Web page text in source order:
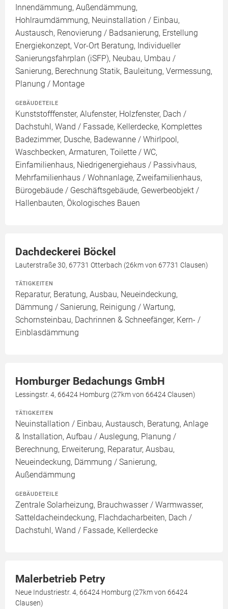
Innendämmung, Außendämmung,
Hohlraumdämmung, Neuinstallation / Einbau,
Austausch, Renovierung / Badsanierung, Erstellung
Energiekonzept, Vor-Ort Beratung, Individueller
Sanierungsfahrplan (iSFP), Neubau, Umbau /
Sanierung, Berechnung Statik, Bauleitung, Vermessung,
Planung / Montage
GEBÄUDETEILE
Kunststofffenster, Alufenster, Holzfenster, Dach /
Dachstuhl, Wand / Fassade, Kellerdecke, Komplettes
Badezimmer, Dusche, Badewanne / Whirlpool,
Waschbecken, Armaturen, Toilette / WC,
Einfamilienhaus, Niedrigenergiehaus / Passivhaus,
Mehrfamilienhaus / Wohnanlage, Zweifamilienhaus,
Bürogebäude / Geschäftsgebäude, Gewerbeobjekt /
Hallenbauten, Ökologisches Bauen
Dachdeckerei Böckel
Lauterstraße 30, 67731 Otterbach (26km von 67731 Clausen)
TÄTIGKEITEN
Reparatur, Beratung, Ausbau, Neueindeckung,
Dämmung / Sanierung, Reinigung / Wartung,
Schornsteinbau, Dachrinnen & Schneefänger, Kern- /
Einblasdämmung
Homburger Bedachungs GmbH
Lessingstr. 4, 66424 Homburg (27km von 66424 Clausen)
TÄTIGKEITEN
Neuinstallation / Einbau, Austausch, Beratung, Anlage
& Installation, Aufbau / Auslegung, Planung /
Berechnung, Erweiterung, Reparatur, Ausbau,
Neueindeckung, Dämmung / Sanierung,
Außendämmung
GEBÄUDETEILE
Zentrale Solarheizung, Brauchwasser / Warmwasser,
Satteldacheindeckung, Flachdacharbeiten, Dach /
Dachstuhl, Wand / Fassade, Kellerdecke
Malerbetrieb Petry
Neue Industriestr. 4, 66424 Homburg (27km von 66424
Clausen)